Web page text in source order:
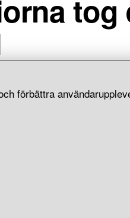
förbättra
tog
stupades hall” tar Oden
var spridd främst hos